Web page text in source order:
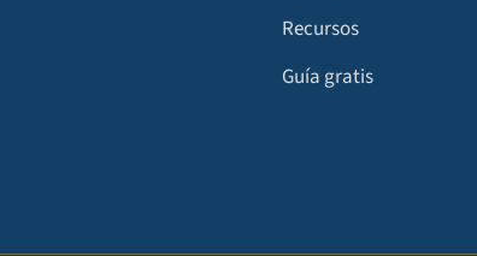
Recursos
Guía gratis